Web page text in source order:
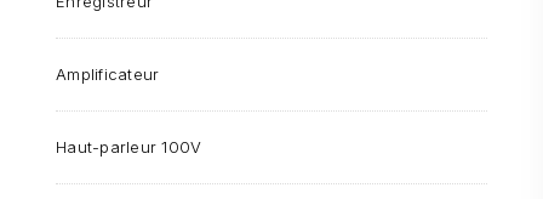
Amplificateur
Haut-parleur 100V